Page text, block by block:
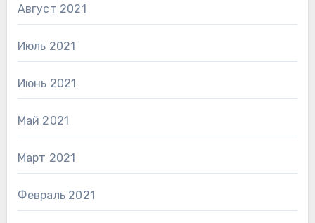
Август 2021
Июль 2021
Июнь 2021
Май 2021
Март 2021
Февраль 2021